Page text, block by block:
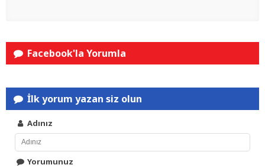
Facebook'la Yorumla
İlk yorum yazan siz olun
Adınız
Yorumunuz